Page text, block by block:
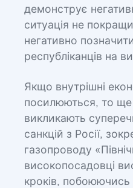
демонструє
ситуація не
негативно
республіканців на
Якщо внутрішні
посилюються, то ще
викликають
санкцій з Росії,
газопроводу
високопосадовці
кроків,